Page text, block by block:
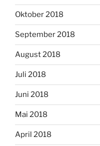
Oktober 2018
September 2018
August 2018
Juli 2018
Juni 2018
Mai 2018
April 2018